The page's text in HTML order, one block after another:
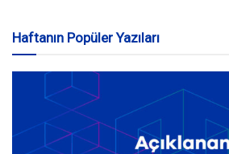
Haftanın Popüler Yazıları